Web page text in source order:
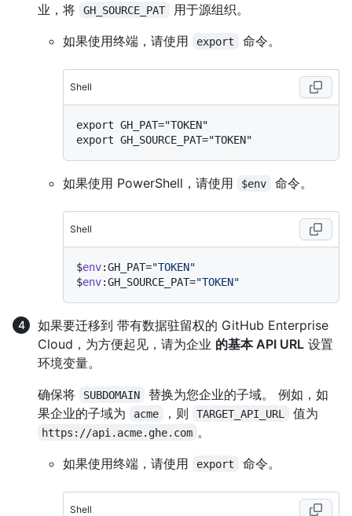
业，将
GH_SOURCE_PAT
用于源组织。
如果使用终端，请使用
export 命令。
Shell
export GH_PAT="TOKEN"
如果使用 PowerShell，请使用 $env 命令。
Shell
$env:GH_PAT="TOKEN"
$env:GH_SOURCE_PAT="TOKEN"
如果要迁移到 带有数据驻留权的 GitHub Enterprise
Cloud，为方便起见，请为企业 的基本 API URL 设置
环境变量。
确保将
SUBDOMAIN
替换为您企业的子域。 例如，如
果企业的子域为
acme ，则 TARGET_API_URL 值为
https://api.acme.ghe.com 。
如果使用终端，请使用
export 命令。
Shell